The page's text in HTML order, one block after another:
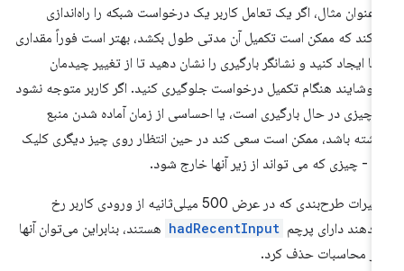
عنوان مثال، اگر یک تعامل کاربر یک درخواست شبکه را راه‌اندازی
که ممکن است تکمیل آن مدتی طول بکشد، بهتر است فوراً مقداری
ایجاد کنید و نشانگر بارگیری را نشان دهید تا از تغییر چیدمان
هنگام تکمیل درخواست جلوگیری کنید. اگر کاربر متوجه نشود
چیزی در حال بارگیری است، یا احساسی از زمان آماده شدن منبع
باشد، ممکن است سعی کند در حین انتظار روی چیز دیگری کلیک
- چیزی که می تواند از زیر آنها خارج شود.
تغییرات طرح‌بندی که در عرض 500 میلی‌ثانیه از ورودی کاربر رخ
دارای پرچم hadRecentInput هستند، بنابراین می‌توان آنها
از محاسبات حذف کرد.